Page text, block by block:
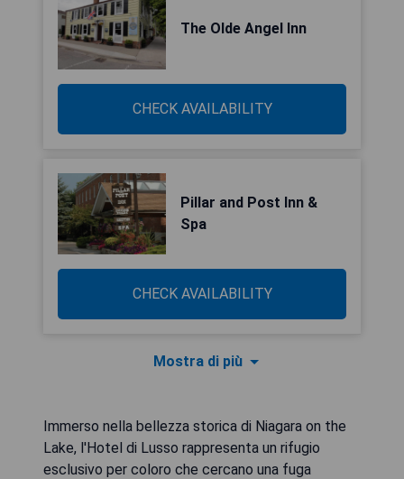
The Olde Angel Inn
CHECK AVAILABILITY
Pillar and Post Inn &
Spa
CHECK AVAILABILITY
Mostra di più
Immerso nella bellezza storica di Niagara on the
Lake, l'Hotel di Lusso rappresenta un rifugio
esclusivo per coloro che cercano una fuga